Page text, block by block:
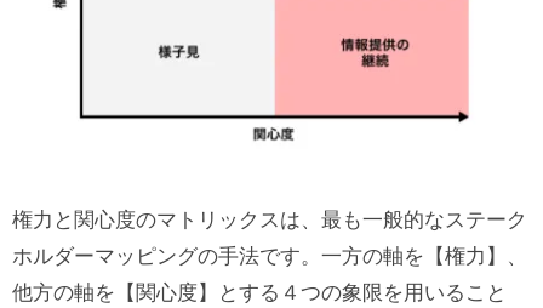
権力と関心度のマトリックスは、最も一般的なステーク
ホルダーマッピングの手法です。一方の軸を【権力】、
他方の軸を【関心度】とする４つの象限を用いること